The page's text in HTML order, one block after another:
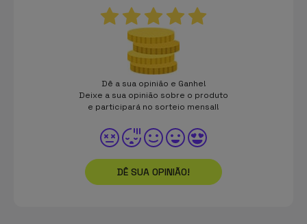
Dê a sua opinião e Ganhe!
Deixe a sua opinião sobre o produto
e participará no sorteio mensal!
DÊ SUA OPINIÃO!